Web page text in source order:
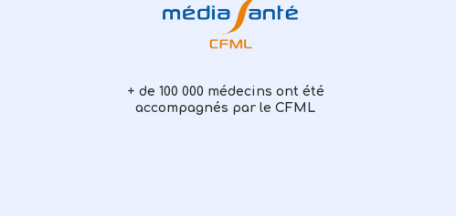
+ de 100 000 médecins ont été
accompagnés par le CFML